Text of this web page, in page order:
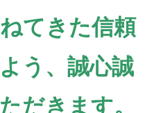
てきた信頼
う、誠心誠
だきます。